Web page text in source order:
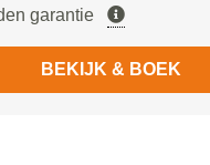
garantie
BEKIJK & BOEK